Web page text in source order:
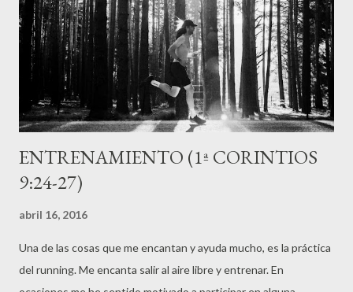
toma el primer lugar en mi corazón. Por lo que desde esta
definición, puedo observar que es lo que está en mi
pensamiento, a lo que le dedico esfuerzo e ilusión, para darme
cuenta de si la Divinid...
ENTRENAMIENTO (1ª CORINTIOS
9:24-27)
abril 16, 2016
Una de las cosas que me encantan y ayuda mucho, es la práctica
del running. Me encanta salir al aire libre y entrenar. En